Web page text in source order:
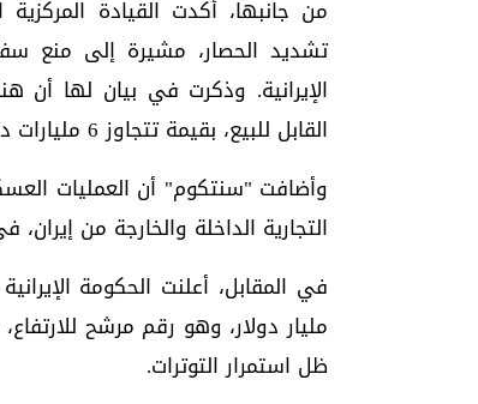
من جانبها، أكدت القيادة
تشديد الحصار، مشيرة إلى منع
القابل للبيع، بقيمة تتجاوز 6 مليارات دولار.
وأضافت "سنتكوم" أن العمليات
التجارية الداخلة والخارجة من
مليار دولار، وهو رقم مرشح
ظل استمرار التوترات.